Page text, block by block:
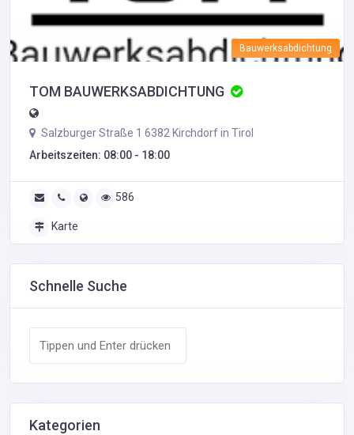
Bauwerksabdichtung
TOM BAUWERKSABDICHTUNG
Salzburger Straße 1 6382 Kirchdorf in Tirol
Arbeitszeiten: 08:00 - 18:00
586
Karte
Schnelle Suche
Kategorien